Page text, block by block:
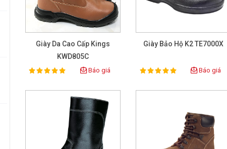
Giày Da Cao Cấp Kings
KWD805C
Rating:
100% Báo giá
Giày Bảo Hộ K2 TE7000X
Rating:
100% Báo giá